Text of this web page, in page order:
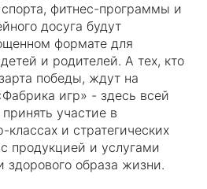
фитнес-программы и
досуга будут
формате для
и родителей. А тех, кто
победы, ждут на
игр» - здесь всей
участие в
и стратегических
продукцией и услугами
здорового образа жизни.